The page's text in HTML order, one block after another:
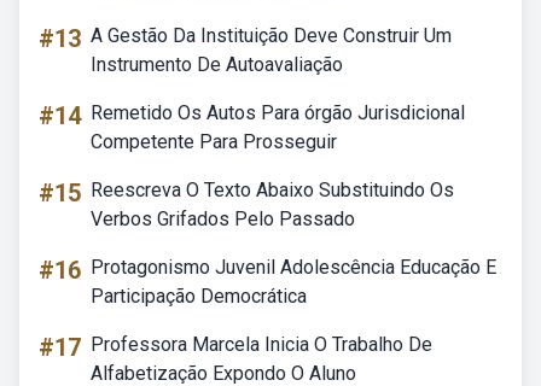
#13 A Gestão Da Instituição Deve Construir Um
Instrumento De Autoavaliação
#14 Remetido Os Autos Para órgão Jurisdicional
Competente Para Prosseguir
#15 Reescreva O Texto Abaixo Substituindo Os
Verbos Grifados Pelo Passado
#16 Protagonismo Juvenil Adolescência Educação E
Participação Democrática
#17 Professora Marcela Inicia O Trabalho De
Alfabetização Expondo O Aluno